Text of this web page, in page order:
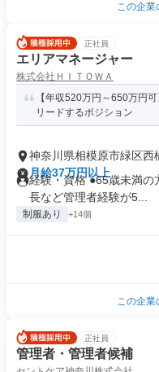
この企業
正社員
エリアマネージャー
株式会社ＨＩＴＯＷＡ
【年収520万円～650万円
リードするポジション
神奈川県相模原市緑区西
月給37万円以上
経験・資格 ●65歳未満
長など管理者経験が5...
制服あり +14個
この企業
正社員
管理者・管理者候補